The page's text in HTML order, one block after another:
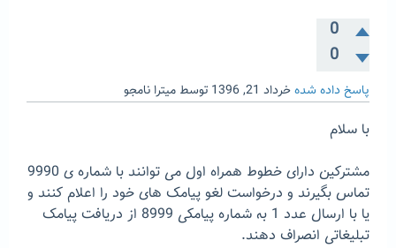
0
0
پاسخ داده شدهخرداد 21, 1396 توسط میترا نامجو
با سلام
مشترکین دارای خطوط همراه اول می توانند با شماره ی 9990
تماس بگیرند و درخواست لغو پیامک های خود را اعلام کنند و
یا با ارسال عدد 1 به شماره پیامکی 8999 از دریافت پیامک
تبلیغاتی انصراف دهند.